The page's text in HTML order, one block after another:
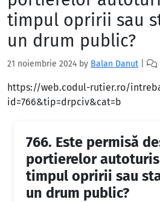
timpul opririi sau
un drum public?
21 noiembrie 2024 by Balan Danut
https://web.codul-rutier.ro/
id=766&tip=drpciv&cat=b
766. Este permisă
portierelor
timpul opririi sau
un drum public?